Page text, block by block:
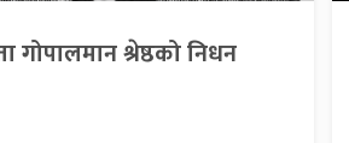
गोपालमान श्रेष्ठको निधन